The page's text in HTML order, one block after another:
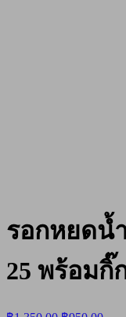
รอกหยดน้
25 พร้อมกิ๊
Original